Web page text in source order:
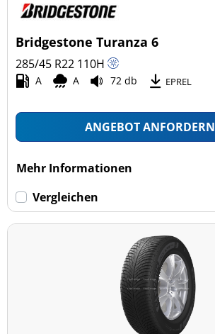
Bridgestone Turanza 6
285/45 R22 110H
A A 72 db EPREL
ANGEBOT ANFORDERN
Mehr Informationen
Vergleichen